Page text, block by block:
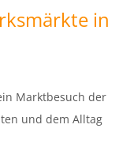
in
Marktbesuch der
und dem Alltag